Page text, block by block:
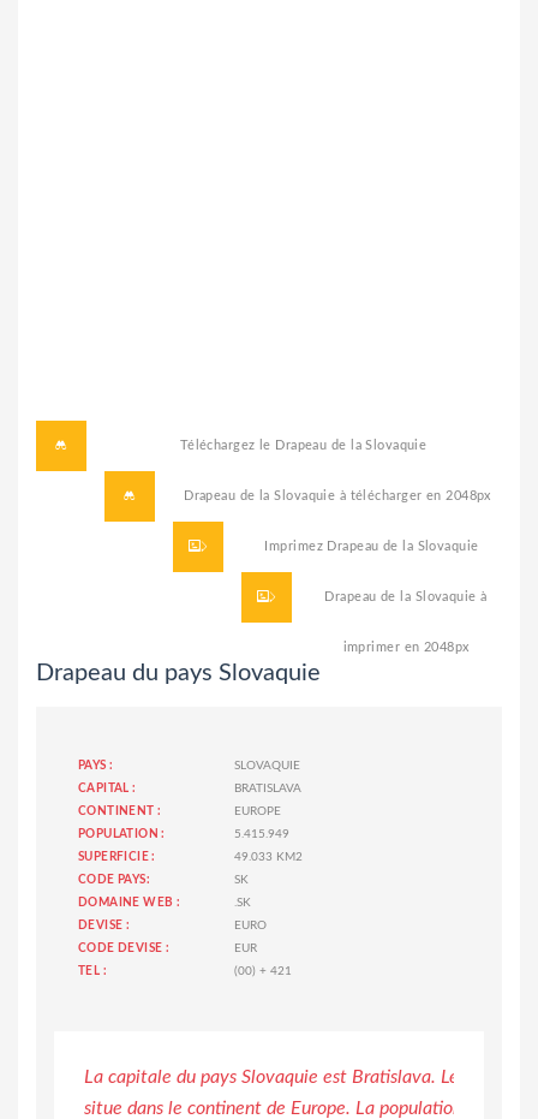
Téléchargez le Drapeau de la Slovaquie
Drapeau de la Slovaquie à télécharger en 2048px
Imprimez Drapeau de la Slovaquie
Drapeau de la Slovaquie à
imprimer en 2048px
Drapeau du pays Slovaquie
PAYS :
SLOVAQUIE
CAPITAL :
BRATISLAVA
CONTINENT :
EUROPE
POPULATION :
5.415.949
SUPERFICIE :
49.033 KM2
CODE PAYS:
SK
DOMAINE WEB :
.SK
DEVISE :
EURO
CODE DEVISE :
EUR
TEL :
(00) + 421
La capitale du pays Slovaquie est Bratislava. Le pays de
situe dans le continent de Europe. La population est de